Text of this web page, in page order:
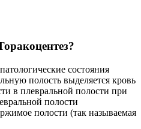
состояния
полость выделяется кровь
в плевральной полости при
полости
полости (так называемая